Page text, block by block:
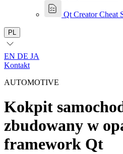
Qt Creator Cheat
PL
EN DE JA
Kontakt
AUTOMOTIVE
Kokpit
zbudowany w
framework Qt